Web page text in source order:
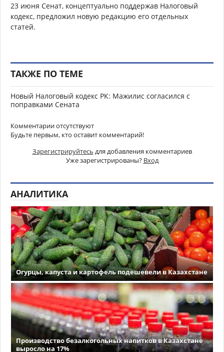
23 июня Сенат, концептуально поддержав Налоговый
кодекс, предложил новую редакцию его отдельных
статей.
ТАКЖЕ ПО ТЕМЕ
Новый Налоговый кодекс РК: Мажилис согласился с
поправками Сената
Комментарии отсутствуют
Будьте первым, кто оставит комментарий!
Зарегистрируйтесь для добавления комментариев
Уже зарегистрированы? Вход
АНАЛИТИКА
Огурцы, капуста и картофель подешевели в Казахстане
Производство безалкогольных напитков в Казахстане
выросло на 17%